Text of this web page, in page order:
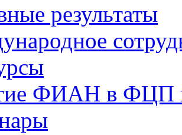
результаты
ФИАН в ФЦП